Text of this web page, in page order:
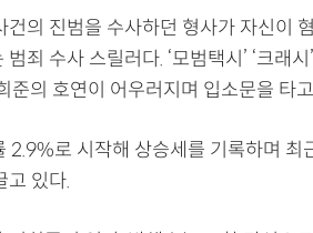
건의 진범을 수사하던 형사가 자신이
죄 수사 스릴러다. ‘모범택시’ ‘크래
준의 호연이 어우러지며 입소문을 타
2.9%로 시작해 상승세를 기록하며 최
고 있다.